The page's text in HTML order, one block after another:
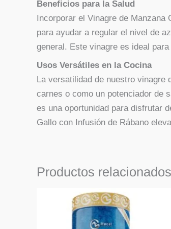
Beneficios para la Salud
Incorporar el Vinagre de
para ayudar a regular el nivel de
general. Este vinagre es ideal
Usos Versátiles en la Cocina
La versatilidad de nuestro
carnes o como un potenciador de
es una oportunidad para disfrutar
Gallo con Infusión de Rábano
Productos relacionados